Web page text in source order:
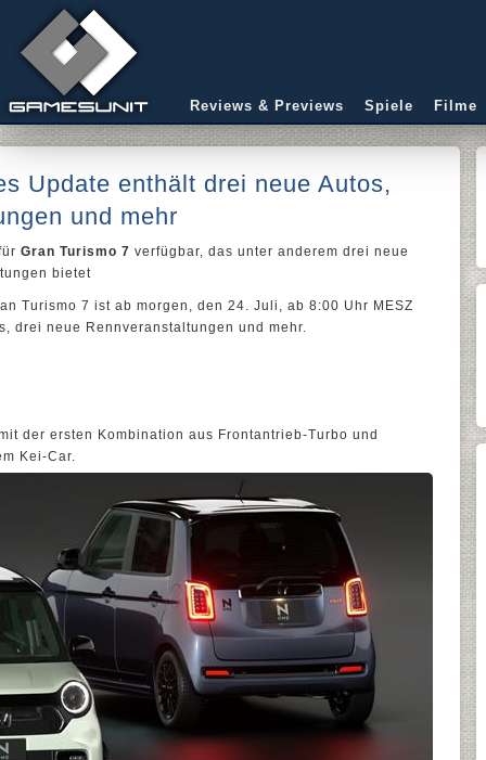
Reviews & Previews Spiele Filme
Update enthält drei neue Autos,
und mehr
Gran Turismo 7 verfügbar, das unter anderem drei neue
bietet
Turismo 7 ist ab morgen, den 24. Juli, ab 8:00 Uhr MESZ
drei neue Rennveranstaltungen und mehr.
der ersten Kombination aus Frontantrieb-Turbo und
Kei-Car.